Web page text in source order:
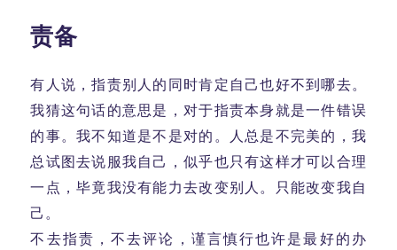
责备
有人说，指责别人的同时肯定自己也好不到哪去。
我猜这句话的意思是，对于指责本身就是一件错误
的事。我不知道是不是对的。人总是不完美的，我
总试图去说服我自己，似乎也只有这样才可以合理
一点，毕竟我没有能力去改变别人。只能改变我自
己。
不去指责，不去评论，谨言慎行也许是最好的办